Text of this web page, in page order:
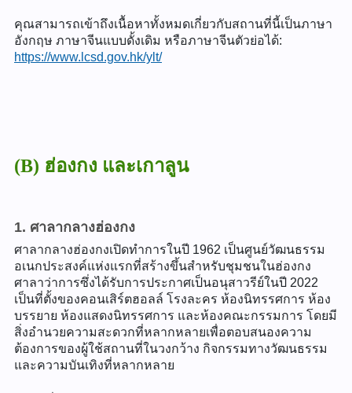
คุณสามารถเข้าถึงเนื้อหาทั้งหมดเกี่ยวกับสถานที่นี้เป็นภาษา
อังกฤษ ภาษาจีนแบบดั้งเดิม หรือภาษาจีนตัวย่อได้:
https://www.lcsd.gov.hk/ylt/
(B) ฮ่องกง และเกาลูน
1. ศาลากลางฮ่องกง
ศาลากลางฮ่องกงเปิดทำการในปี 1962 เป็นศูนย์วัฒนธรรม
อเนกประสงค์แห่งแรกที่สร้างขึ้นสำหรับชุมชนในฮ่องกง
ศาลาว่าการซึ่งได้รับการประกาศเป็นอนุสาวรีย์ในปี 2022
เป็นที่ตั้งของคอนเสิร์ตฮอลล์ โรงละคร ห้องนิทรรศการ ห้อง
บรรยาย ห้องแสดงนิทรรศการ และห้องคณะกรรมการ โดยมี
สิ่งอำนวยความสะดวกที่หลากหลายเพื่อตอบสนองความ
ต้องการของผู้ใช้สถานที่ในวงกว้าง กิจกรรมทางวัฒนธรรม
และความบันเทิงที่หลากหลาย